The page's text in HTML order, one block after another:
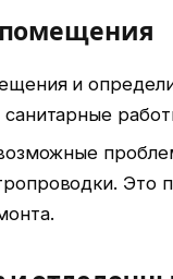
помещения
и
санитарные
Это